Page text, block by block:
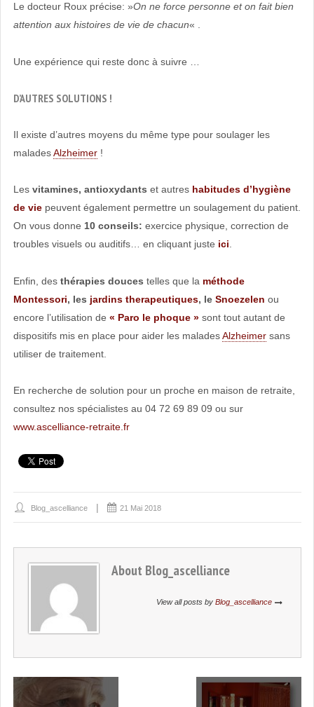
Le docteur Roux précise: »On ne force personne et on fait bien
attention aux histoires de vie de chacun« .
Une expérience qui reste donc à suivre …
D’AUTRES SOLUTIONS !
Il existe d’autres moyens du même type pour soulager les
maladesAlzheimer!
Les vitamines, antioxydants et autres habitudes d’hygiène
de vie peuvent également permettre un soulagement du patient.
On vous donne 10 conseils: exercice physique, correction de
troubles visuels ou auditifs… en cliquant juste ici.
Enfin, des thérapies douces telles que la méthode
Montessori, les jardins therapeutiques, le Snoezelen ou
encore l’utilisation de « Paro le phoque » sont tout autant de
dispositifs mis en place pour aider les maladesAlzheimersans
utiliser de traitement.
En recherche de solution pour un proche en maison de retraite,
consultez nos spécialistes au 04 72 69 89 09 ou sur
www.ascelliance-retraite.fr
Blog_ascelliance 21 Mai 2018
About Blog_ascelliance
View all posts by Blog_ascelliance